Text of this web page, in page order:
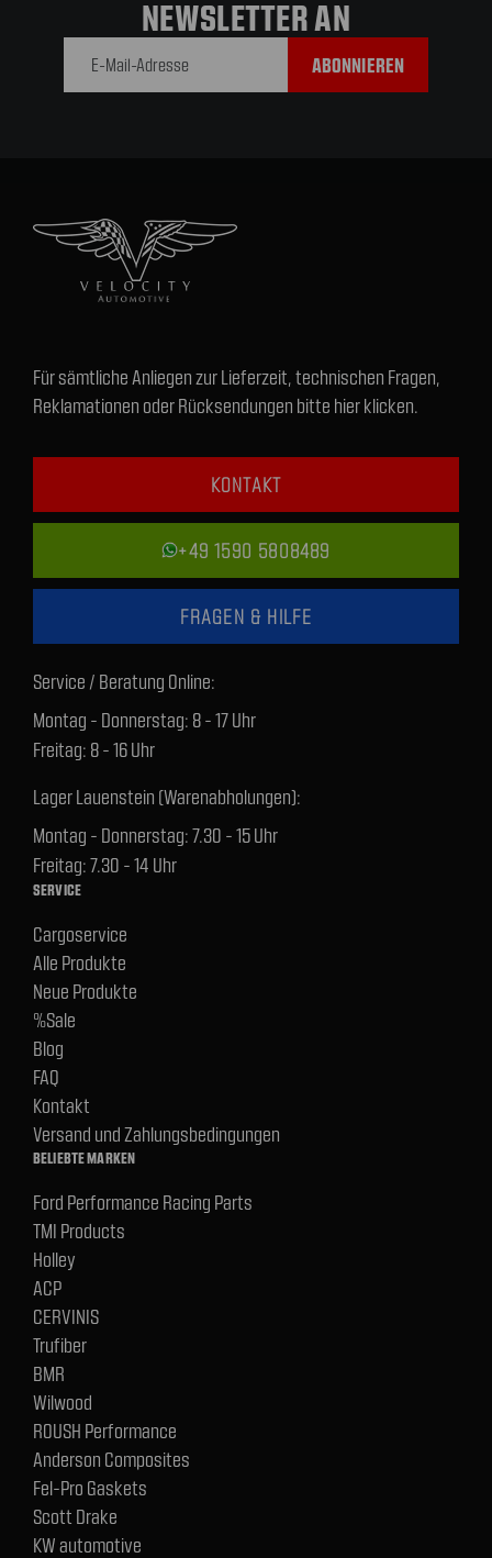
NEWSLETTER AN
Für sämtliche Anliegen zur Lieferzeit, technischen Fragen,
Reklamationen oder Rücksendungen bitte hier klicken.
KONTAKT
+49 1590 5808489
FRAGEN & HILFE
Service / Beratung Online:
Montag - Donnerstag: 8 - 17 Uhr
Freitag: 8 - 16 Uhr
Lager Lauenstein (Warenabholungen):
Montag - Donnerstag: 7.30 - 15 Uhr
Freitag: 7.30 - 14 Uhr
SERVICE
Cargoservice
Alle Produkte
Neue Produkte
%Sale
Blog
FAQ
Kontakt
Versand und Zahlungsbedingungen
BELIEBTE MARKEN
Ford Performance Racing Parts
TMI Products
Holley
ACP
CERVINIS
Trufiber
BMR
Wilwood
ROUSH Performance
Anderson Composites
Fel-Pro Gaskets
Scott Drake
KW automotive